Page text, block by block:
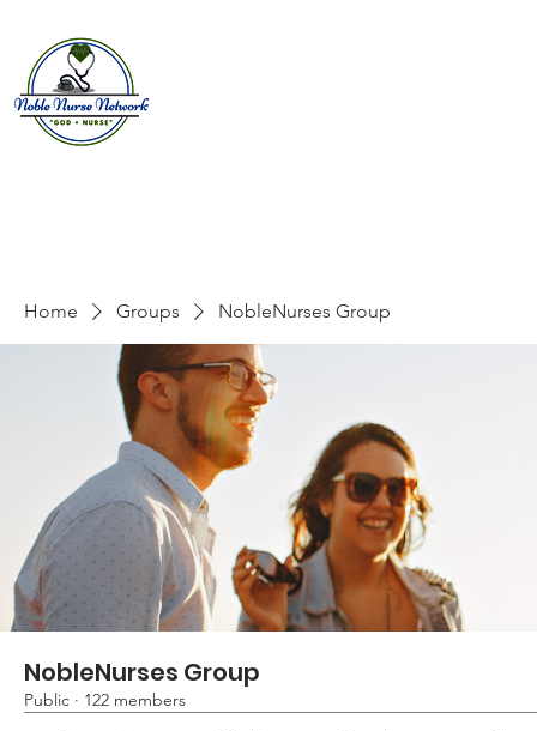
Home Groups NobleNurses Group
NobleNurses Group
Public · 122 members